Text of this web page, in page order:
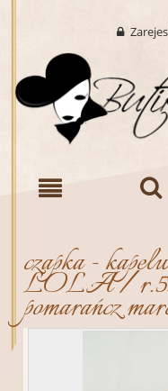
czapka -
LOLA /
pomarańcz